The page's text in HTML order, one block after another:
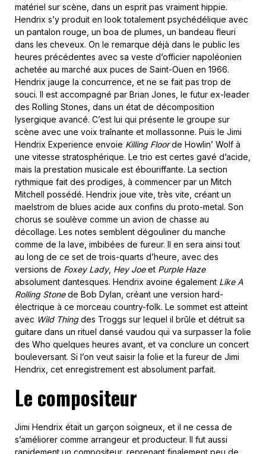
matériel sur scène, dans un esprit pas vraiment hippie.
Hendrix s’y produit en look totalement psychédélique avec
un pantalon rouge, un boa de plumes, un bandeau fleuri
dans les cheveux. On le remarque déjà dans le public les
heures précédentes avec sa veste d’officier napoléonien
achetée au marché aux puces de Saint-Ouen en 1966.
Hendrix jauge la concurrence, et ne se fait pas trop de
souci. Il est accompagné par Brian Jones, le futur ex-leader
des Rolling Stones, dans un état de décomposition
lysergique avancé. C’est lui qui présente le groupe sur
scène avec une voix traînante et mollassonne. Puis le Jimi
Hendrix Experience envoie Killing Floorde Howlin’ Wolf à
une vitesse stratosphérique. Le trio est certes gavé d’acide,
mais la prestation musicale est ébouriffante. La section
rythmique fait des prodiges, à commencer par un Mitch
Mitchell possédé. Hendrix joue vite, très vite, créant un
maelstrom de blues acide aux confins du proto-metal. Son
chorus se soulève comme un avion de chasse au
décollage. Les notes semblent dégouliner du manche
comme de la lave, imbibées de fureur. Il en sera ainsi tout
au long de ce set de trois-quarts d’heure, avec des
versions de Foxey Lady, Hey Joeet Purple Haze
absolument dantesques. Hendrix avoine également Like A
Rolling Stonede Bob Dylan, créant une version hard-
électrique à ce morceau country-folk. Le sommet est atteint
avec Wild Thingdes Troggs sur lequel il brûle et détruit sa
guitare dans un rituel dansé vaudou qui va surpasser la folie
des Who quelques heures avant, et va conclure un concert
bouleversant. Si l’on veut saisir la folie et la fureur de Jimi
Hendrix, cet enregistrement est absolument parfait.
Le compositeur
Jimi Hendrix était un garçon soigneux, et il ne cessa de
s’améliorer comme arrangeur et producteur. Il fut aussi
rapidement un compositeur, reprenant finalement peu de